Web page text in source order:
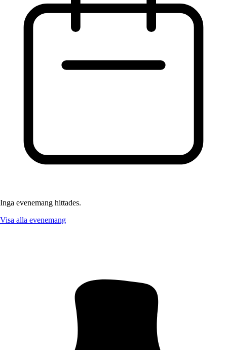
Inga evenemang hittades.
Visa alla evenemang